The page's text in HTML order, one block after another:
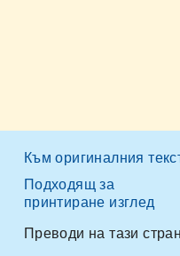
Към оригиналния
Подходящ за
принтиране изглед
Преводи на тази